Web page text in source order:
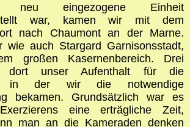
eingezogene Einheit
war, kamen wir mit dem
nach Chaumont an der Marne.
wie auch Stargard Garnisonsstadt,
großen Kasernenbereich. Drei
dort unser Aufenthalt für die
in der wir die notwendige
bekamen. Grundsätzlich war es
eine erträgliche Zeit,
man an die Kameraden denken